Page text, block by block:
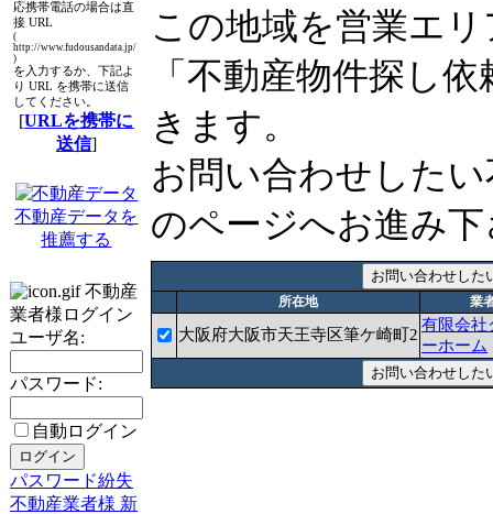
応携帯電話の場合は直
接 URL
(
http://www.fudousandata.jp/
)
を入力するか、下記よ
り URL を携帯に送信
してください。
[URLを携帯に
送信]
不動産データを
推薦する
不動産
業者様ログイン
ユーザ名:
パスワード:
自動ログイン
パスワード紛失
不動産業者様 新
この地域を営業エ
「不動産物件探し
きます。
お問い合わせした
のページへお進み
所在地 業
大阪府大阪市天王寺区筆ケ崎町2
有限会社
ーホーム